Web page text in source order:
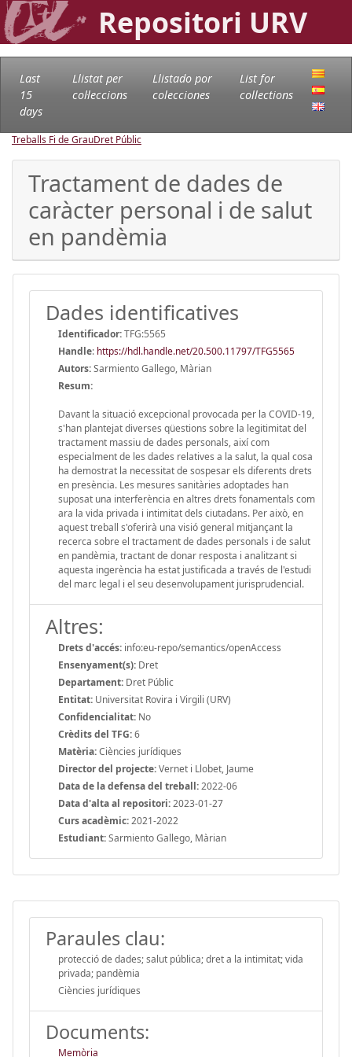
Repositori URV
Last
15
days
Llistat per
col·leccions
Llistado por
colecciones
List for
collections
Treballs Fi de GrauDret Públic
Tractament de dades de
caràcter personal i de salut
en pandèmia
Dades identificatives
Identificador:TFG:5565
Handle: https://hdl.handle.net/20.500.11797/TFG5565
Autors:Sarmiento Gallego, Màrian
Resum:
Davant la situació excepcional provocada per la COVID-19,
s'han plantejat diverses qüestions sobre la legitimitat del
tractament massiu de dades personals, així com
especialment de les dades relatives a la salut, la qual cosa
ha demostrat la necessitat de sospesar els diferents drets
en presència. Les mesures sanitàries adoptades han
suposat una interferència en altres drets fonamentals com
ara la vida privada i intimitat dels ciutadans. Per això, en
aquest treball s'oferirà una visió general mitjançant la
recerca sobre el tractament de dades personals i de salut
en pandèmia, tractant de donar resposta i analitzant si
aquesta ingerència ha estat justificada a través de l'estudi
del marc legal i el seu desenvolupament jurisprudencial.
Altres:
Drets d'accés: info:eu-repo/semantics/openAccess
Ensenyament(s): Dret
Departament: Dret Públic
Entitat: Universitat Rovira i Virgili (URV)
Confidencialitat: No
Crèdits del TFG:6
Matèria:Ciències jurídiques
Director del projecte:Vernet i Llobet, Jaume
Data de la defensa del treball:2022-06
Data d'alta al repositori:2023-01-27
Curs acadèmic:2021-2022
Estudiant:Sarmiento Gallego, Màrian
Paraules clau:
protecció de dades; salut pública; dret a la intimitat; vida
privada; pandèmia
Ciències jurídiques
Documents:
Memòria